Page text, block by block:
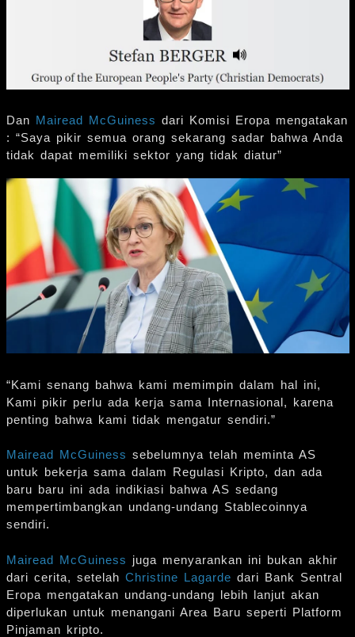
Dan Mairead McGuiness dari Komisi Eropa mengatakan
: “Saya pikir semua orang sekarang sadar bahwa Anda
tidak dapat memiliki sektor yang tidak diatur”
“Kami senang bahwa kami memimpin dalam hal ini,
Kami pikir perlu ada kerja sama Internasional, karena
penting bahwa kami tidak mengatur sendiri.”
Mairead McGuiness sebelumnya telah meminta AS
untuk bekerja sama dalam Regulasi Kripto, dan ada
baru baru ini ada indikiasi bahwa AS sedang
mempertimbangkan undang-undang Stablecoinnya
sendiri.
Mairead McGuiness juga menyarankan ini bukan akhir
dari cerita, setelah Christine Lagarde dari Bank Sentral
Eropa mengatakan undang-undang lebih lanjut akan
diperlukan untuk menangani Area Baru seperti Platform
Pinjaman kripto.